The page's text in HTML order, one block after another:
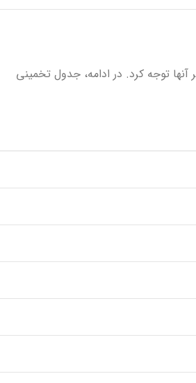
آنها توجه کرد. در ادامه، جدول تخمینی